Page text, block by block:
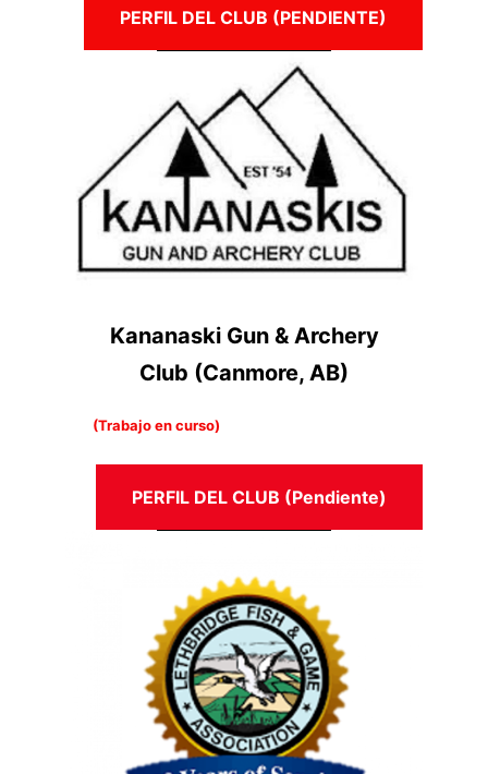
PERFIL DEL CLUB (PENDIENTE)
Kananaski Gun & Archery
Club (Canmore, AB)
(Trabajo en curso)
PERFIL DEL CLUB (Pendiente)